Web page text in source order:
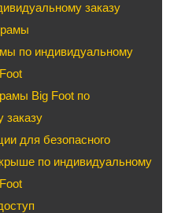
заказу
по индивидуальному
Big Foot по
заказу
для безопасного
по индивидуальному